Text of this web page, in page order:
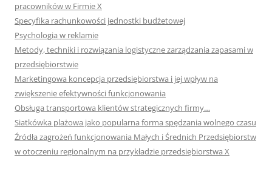
pracowników w Firmie X
Specyfika rachunkowości jednostki budżetowej
Psychologia w reklamie
Metody, techniki i rozwiązania logistyczne zarządzania zapasami w
przedsiębiorstwie
Marketingowa koncepcja przedsiębiorstwa i jej wpływ na
zwiększenie efektywności funkcjonowania
Obsługa transportowa klientów strategicznych firmy…
Siatkówka plażowa jako popularna forma spędzania wolnego czasu
Źródła zagrożeń funkcjonowania Małych i Średnich Przedsiębiorstw
w otoczeniu regionalnym na przykładzie przedsiębiorstwa X